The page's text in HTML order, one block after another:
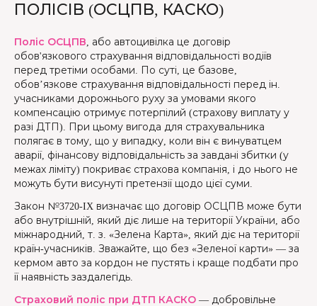
ПОЛІСІВ (ОСЦПВ, КАСКО)
Поліс ОСЦПВ, або автоцивілка це договір
обов'язкового страхування відповідальності водіїв
перед третіми особами. По суті, це базове,
обов’язкове страхування відповідальності перед ін.
учасниками дорожнього руху за умовами якого
компенсацію отримує потерпілий (страхову виплату у
разі ДТП). При цьому вигода для страхувальника
полягає в тому, що у випадку, коли він є винуватцем
аварії, фінансову відповідальність за завдані збитки (у
межах ліміту) покриває страхова компанія, і до нього не
можуть бути висунуті претензії щодо цієї суми.
Закон №3720-IX визначає що договір ОСЦПВ може бути
або внутрішній, який діє лише на території України, або
міжнародний, т. з. «Зелена Карта», який діє на території
країн-учасників. Зважайте, що без «Зеленої карти» — за
кермом авто за кордон не пустять і краще подбати про
її наявність заздалегідь.
Страховий поліс при ДТП КАСКО — добровільне